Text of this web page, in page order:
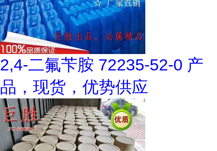
2,4-二氟苄胺 72235-52-0 产
品，现货，优势供应